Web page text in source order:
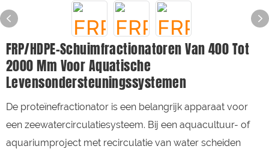
FRP/HDPE-Schuimfractionatoren Van 400 Tot
2000 Mm Voor Aquatische
Levensondersteuningssystemen
De proteïnefractionator is een belangrijk apparaat voor
een zeewatercirculatiesysteem. Bij een aquacultuur- of
aquariumproject met recirculatie van water scheiden